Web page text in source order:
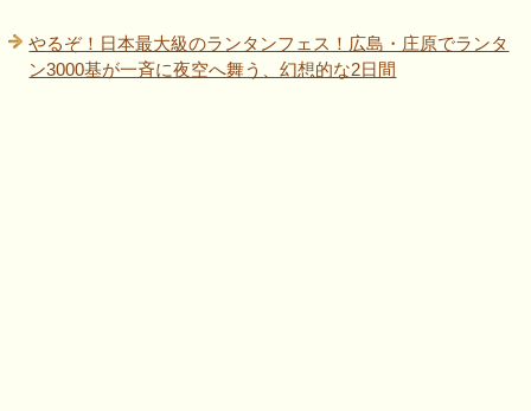
やるぞ！日本最大級のランタンフェス！広島・庄原でランタ
ン3000基が一斉に夜空へ舞う、幻想的な2日間